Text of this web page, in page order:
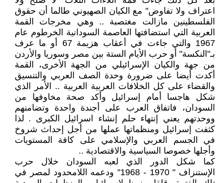
اعتراف ولا تفاوض" مع الكيان الصهيوني طالما أن حقوق
الفلسطينين مازالت مغتصبة .. وهي مخرجات القمة
العربية التي استضافتها العاصمة السودانية الخرطوم عام
1967 والتي جاءت في أعقاب هزيمة 67 أو ما عرف
بـ"النكسة" أو حرب الأيام الستة بين مصر وسوريا والأردن
من جهة والكيان الإسرائيلي من الجهة الأخرى، القمة
أكدت أيضا على ضرورة وحدة الصف العربي والتنسيق
والقضاء على كل الخلافات العربية العربية .. الأمر الذي
شكل هاجسا أمام إسرائيل وأكد صحة مخاوفها من
السودان، فاتفاق العرب على أجندة واحدة وتضامنهم
ووحدتهم يعني إنتهاء حلم إنشاء اسرائيل الكبرى . لذا
كثفت إسرائيل ومنظماتها عملها من أجل إحداث شروخ
في الجسم العربي والإسلامي على كافة المستويات
وأجلها خصوصا السياسية والاقتصادية ..
كما شكل الدور الذي لعبه السودان خلال حرب
الإستنزاف " 1970 - 1968" ودعمه اللامحدود لمصر في